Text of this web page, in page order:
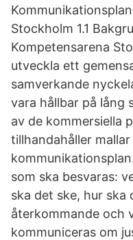
Stockholm 1.1
Kompetensarena
utveckla ett
samverkande
vara hållbar på lång
av de kommersiella
tillhandahåller
som ska besvaras:
ska det ske, hur ska
återkommande och
kommuniceras om